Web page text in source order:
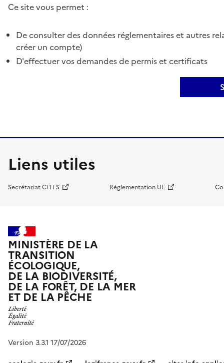
Ce site vous permet :
De consulter des données réglementaires et autres
créer un compte)
D'effectuer vos demandes de permis et certificats
Liens utiles
Secrétariat CITES Réglementation UE
MINISTÈRE DE LA
TRANSITION
ÉCOLOGIQUE,
DE LA BIODIVERSITÉ,
DE LA FORÊT, DE LA MER
ET DE LA PÊCHE
Version 3.3.1 17/07/2026